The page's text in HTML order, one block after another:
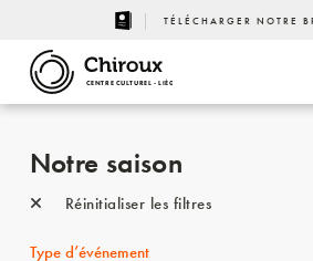
TÉLÉCHARGER NOTRE
CENTRE CULTUREL - LIÈGE
Notre saison
Réinitialiser les filtres
Type d’événement